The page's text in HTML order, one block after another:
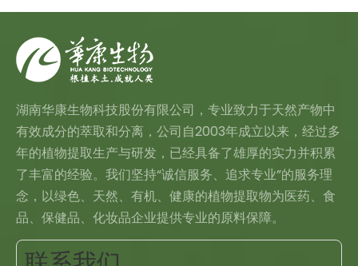
湖南华康生物科技股份有限公司，专业致力于天然产物中
有效成分的萃取和分离，公司自2003年成立以来，经过多
年的植物提取生产与研发，已经具备了雄厚的实力并积累
了丰富的经验。我们坚持“诚信服务、追求专业”的服务理
念，以绿色、天然、有机、健康的植物提取物为医药、食
品、保健品、化妆品企业提供专业的原料保障。